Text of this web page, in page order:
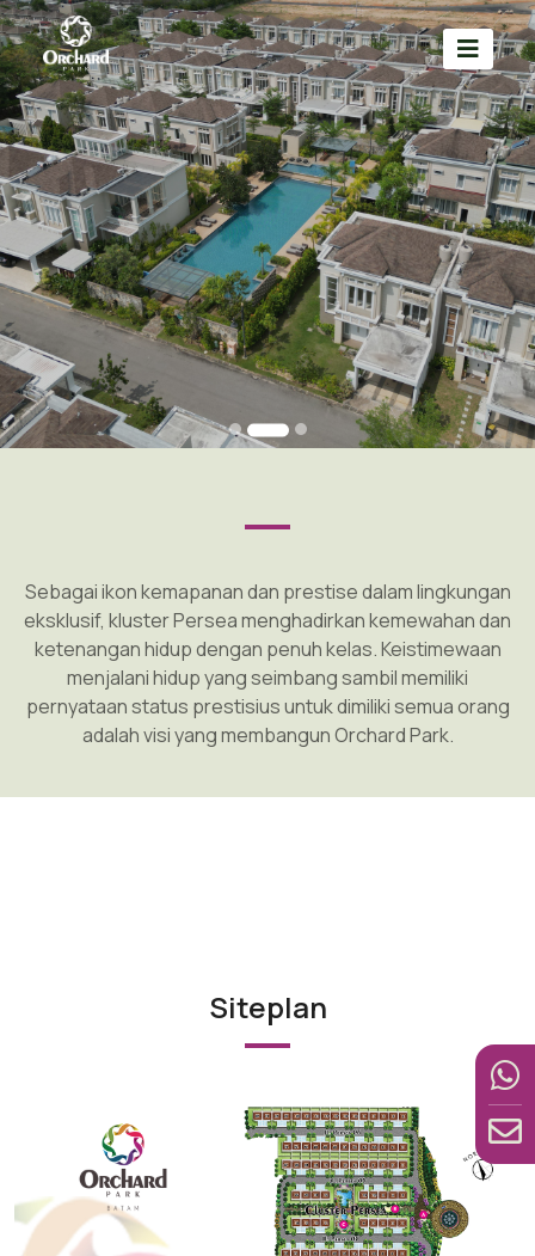
Sebagai ikon kemapanan dan prestise dalam lingkungan
eksklusif, kluster Persea menghadirkan kemewahan dan
ketenangan hidup dengan penuh kelas. Keistimewaan
menjalani hidup yang seimbang sambil memiliki
pernyataan status prestisius untuk dimiliki semua orang
adalah visi yang membangun Orchard Park.
Siteplan